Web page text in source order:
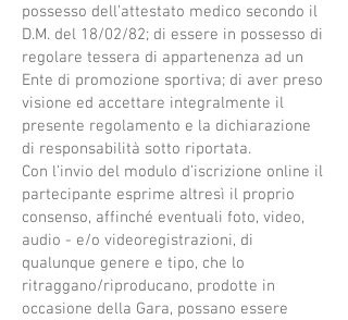
possesso dell’attestato medico secondo il
D.M. del 18/02/82; di essere in possesso di
regolare tessera di appartenenza ad un
Ente di promozione sportiva; di aver preso
visione ed accettare integralmente il
presente regolamento e la dichiarazione
di responsabilità sotto riportata.
Con l’invio del modulo d’iscrizione online il
partecipante esprime altresì il proprio
consenso, affinché eventuali foto, video,
audio - e/o videoregistrazioni, di
qualunque genere e tipo, che lo
ritraggano/riproducano, prodotte in
occasione della Gara, possano essere